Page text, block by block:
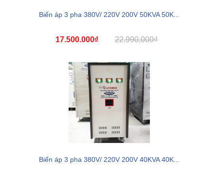
Biến áp 3 pha 380V/ 220V 200V 50KVA 50K...
17.500.000₫ 22.990.000₫
Biến áp 3 pha 380V/ 220V 200V 40KVA 40K...